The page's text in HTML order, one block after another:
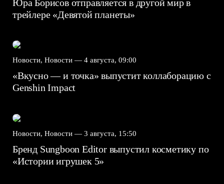
Юра Борисов отправляется в другой мир в
трейлере «Девятой планеты»
Новости, Новости — 4 августа, 09:00
«Вкусно — и точка» выпустит коллаборацию с
Genshin Impact⁠⁠
Новости, Новости — 3 августа, 15:50
Бренд Sungboon Editor выпустил косметику по
«Истории игрушек 5»